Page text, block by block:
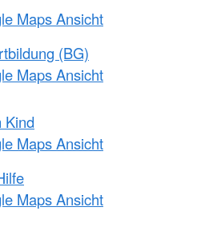
Maps Ansicht
(BG)
Maps Ansicht
Kind
Maps Ansicht
Maps Ansicht